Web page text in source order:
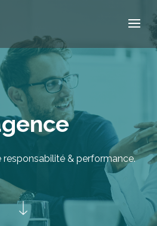
responsabilité & performance.